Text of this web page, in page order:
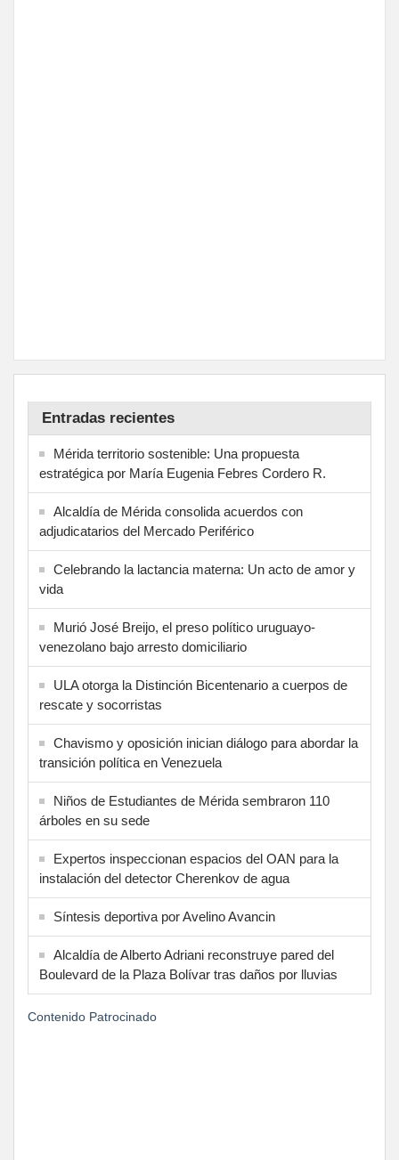
Entradas recientes
Mérida territorio sostenible: Una propuesta
estratégica por María Eugenia Febres Cordero R.
Alcaldía de Mérida consolida acuerdos con
adjudicatarios del Mercado Periférico
Celebrando la lactancia materna: Un acto de amor y
vida
Murió José Breijo, el preso político uruguayo-
venezolano bajo arresto domiciliario
ULA otorga la Distinción Bicentenario a cuerpos de
rescate y socorristas
Chavismo y oposición inician diálogo para abordar la
transición política en Venezuela
Niños de Estudiantes de Mérida sembraron 110
árboles en su sede
Expertos inspeccionan espacios del OAN para la
instalación del detector Cherenkov de agua
Síntesis deportiva por Avelino Avancin
Alcaldía de Alberto Adriani reconstruye pared del
Boulevard de la Plaza Bolívar tras daños por lluvias
Contenido Patrocinado